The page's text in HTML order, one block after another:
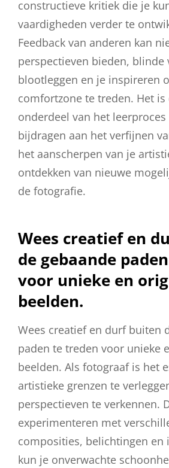
constructieve kritiek die je
vaardigheden verder te
Feedback van anderen kan
perspectieven bieden, blinde
blootleggen en je inspireren
comfortzone te treden. Het is
onderdeel van het leerproces
bijdragen aan het verfijnen
het aanscherpen van je
ontdekken van nieuwe
de fotografie.
Wees creatief en
de gebaande
voor unieke en
beelden.
Wees creatief en durf buiten
paden te treden voor unieke
beelden. Als fotograaf is het
artistieke grenzen te
perspectieven te verkennen.
experimenteren met
composities, belichtingen en
kun je onverwachte